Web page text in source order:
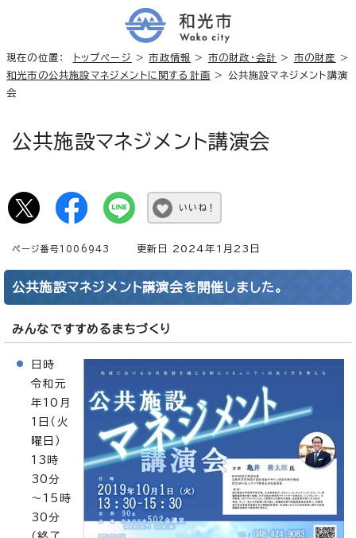
現在の位置： トップページ >市政情報 > 市の財政・会計 > 市の財産
>
和光市の公共施設マネジメントに関する計画 > 公共施設マネジメント講演
会
公共施設マネジメント講演会
いいね！
ページ番号1006943 更新日 2024年1月23日
公共施設マネジメント講演会を開催しました。
みんなですすめるまちづくり
日時
令和元
年10月
1日（火
曜日）
13時
30分
～15時
30分